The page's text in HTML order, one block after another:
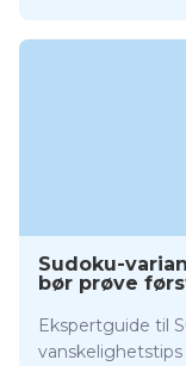
Sudoku-
bør prøve
Ekspertguide til